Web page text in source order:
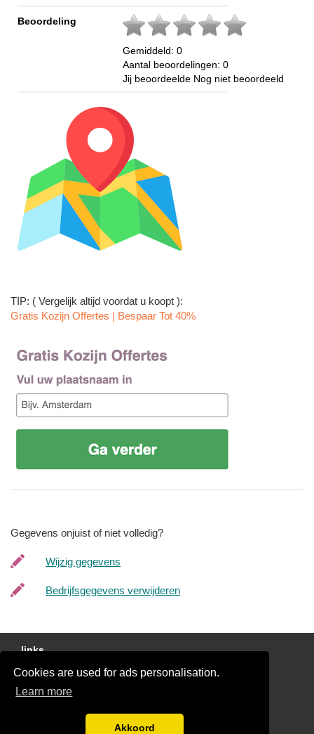
Cookies are used for ads personalisation.
Learn more
Akkoord
Beoordeling
Gemiddeld: 0
Aantal beoordelingen: 0
Jij beoordeelde Nog niet beoordeeld
TIP: ( Vergelijk altijd voordat u koopt ):
Gratis Kozijn Offertes | Bespaar Tot 40%‎
Gegevens onjuist of niet volledig?
Wijzig gegevens
Bedrijfsgegevens verwijderen
links
Gratis Offertes Vergelijken
Disclaimer